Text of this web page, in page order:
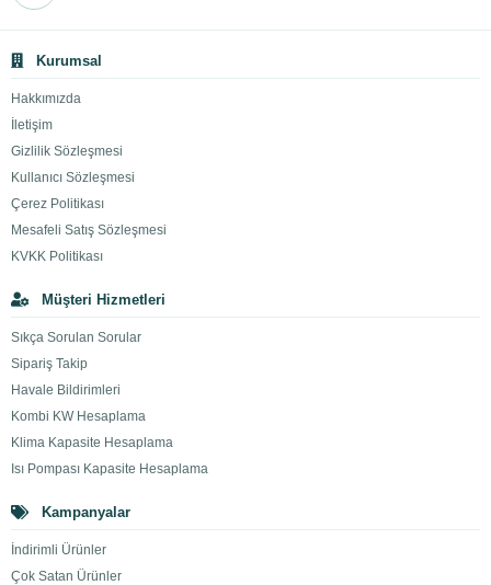
Kurumsal
Hakkımızda
İletişim
Gizlilik Sözleşmesi
Kullanıcı Sözleşmesi
Çerez Politikası
Mesafeli Satış Sözleşmesi
KVKK Politikası
Müşteri Hizmetleri
Sıkça Sorulan Sorular
Sipariş Takip
Havale Bildirimleri
Kombi KW Hesaplama
Klima Kapasite Hesaplama
Isı Pompası Kapasite Hesaplama
Kampanyalar
İndirimli Ürünler
Çok Satan Ürünler